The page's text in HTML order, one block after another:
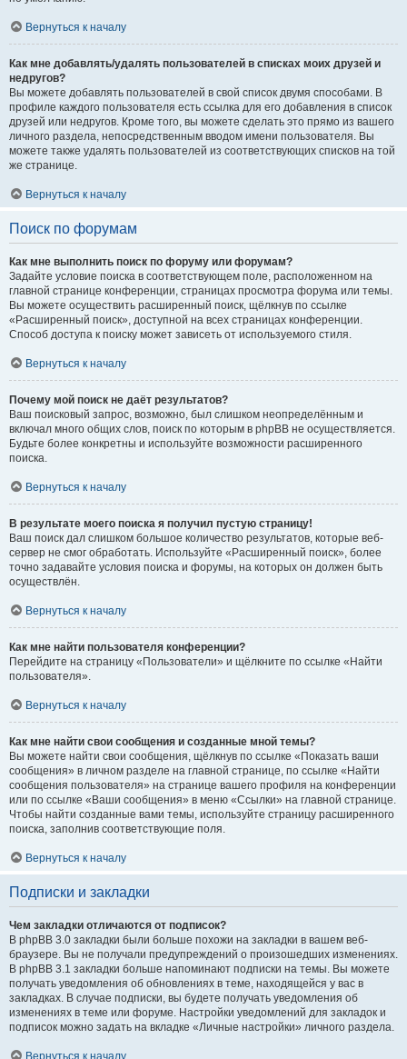
Вернуться к началу
Как мне добавлять/удалять пользователей в списках моих друзей и
недругов?
Вы можете добавлять пользователей в свой список двумя способами. В
профиле каждого пользователя есть ссылка для его добавления в список
друзей или недругов. Кроме того, вы можете сделать это прямо из вашего
личного раздела, непосредственным вводом имени пользователя. Вы
можете также удалять пользователей из соответствующих списков на той
же странице.
Вернуться к началу
Поиск по форумам
Как мне выполнить поиск по форуму или форумам?
Задайте условие поиска в соответствующем поле, расположенном на
главной странице конференции, страницах просмотра форума или темы.
Вы можете осуществить расширенный поиск, щёлкнув по ссылке
«Расширенный поиск», доступной на всех страницах конференции.
Способ доступа к поиску может зависеть от используемого стиля.
Вернуться к началу
Почему мой поиск не даёт результатов?
Ваш поисковый запрос, возможно, был слишком неопределённым и
включал много общих слов, поиск по которым в phpBB не осуществляется.
Будьте более конкретны и используйте возможности расширенного
поиска.
Вернуться к началу
В результате моего поиска я получил пустую страницу!
Ваш поиск дал слишком большое количество результатов, которые веб-
сервер не смог обработать. Используйте «Расширенный поиск», более
точно задавайте условия поиска и форумы, на которых он должен быть
осуществлён.
Вернуться к началу
Как мне найти пользователя конференции?
Перейдите на страницу «Пользователи» и щёлкните по ссылке «Найти
пользователя».
Вернуться к началу
Как мне найти свои сообщения и созданные мной темы?
Вы можете найти свои сообщения, щёлкнув по ссылке «Показать ваши
сообщения» в личном разделе на главной странице, по ссылке «Найти
сообщения пользователя» на странице вашего профиля на конференции
или по ссылке «Ваши сообщения» в меню «Ссылки» на главной странице.
Чтобы найти созданные вами темы, используйте страницу расширенного
поиска, заполнив соответствующие поля.
Вернуться к началу
Подписки и закладки
Чем закладки отличаются от подписок?
В phpBB 3.0 закладки были больше похожи на закладки в вашем веб-
браузере. Вы не получали предупреждений о произошедших изменениях.
В phpBB 3.1 закладки больше напоминают подписки на темы. Вы можете
получать уведомления об обновлениях в теме, находящейся у вас в
закладках. В случае подписки, вы будете получать уведомления об
изменениях в теме или форуме. Настройки уведомлений для закладок и
подписок можно задать на вкладке «Личные настройки» личного раздела.
Вернуться к началу